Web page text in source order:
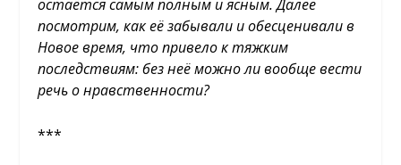
остаётся самым полным и ясным. Далее
посмотрим, как её забывали и обесценивали в
Новое время, что привело к тяжким
последствиям: без неё можно ли вообще вести
речь о нравственности?
***